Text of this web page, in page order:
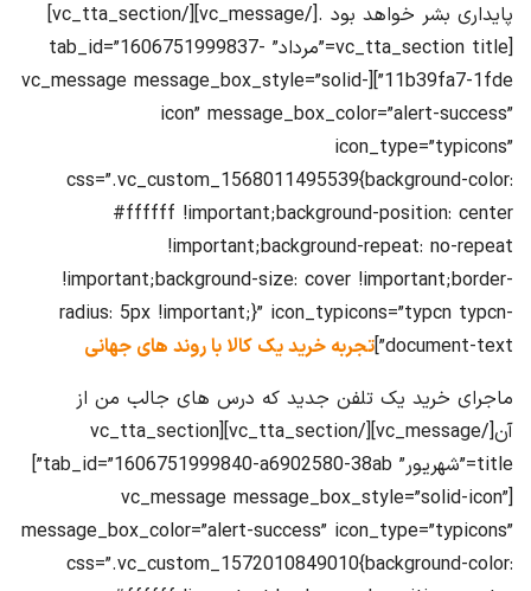
پایداری بشر خواهد بود .[/vc_message][/vc_tta_section]
[vc_tta_section title=”مرداد” tab_id=”1606751999837-
11b39fa7-1fde”][vc_message message_box_style=”solid-
icon” message_box_color=”alert-success”
icon_type=”typicons”
css=”.vc_custom_1568011495539{background-color:
#ffffff !important;background-position: center
!important;background-repeat: no-repeat
!important;background-size: cover !important;border-
radius: 5px !important;}” icon_typicons=”typcn typcn-
document-text”] تجربه خرید یک کالا با روند های جهانی
ماجرای خرید یک تلفن جدید که درس های جالب من از
آن[/vc_message][/vc_tta_section][vc_tta_section
title=”شهریور” tab_id=”1606751999840-a6902580-38ab”]
[vc_message message_box_style=”solid-icon”
message_box_color=”alert-success” icon_type=”typicons”
css=”.vc_custom_1572010849010{background-color: